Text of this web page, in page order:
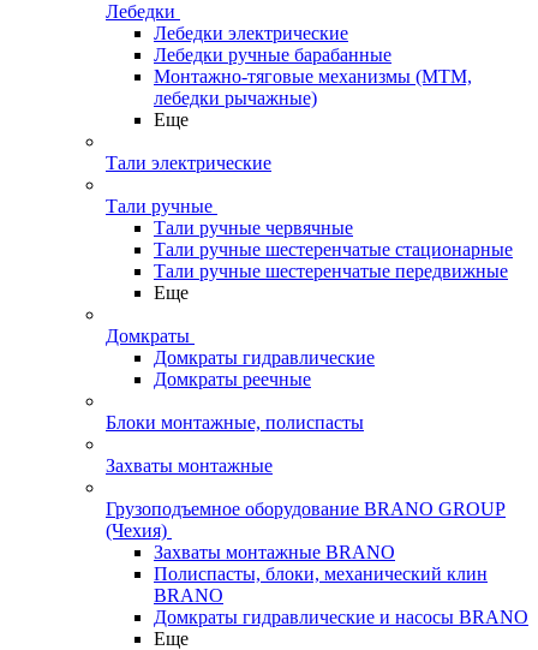
Лебедки
Лебедки электрические
Лебедки ручные барабанные
Монтажно-тяговые механизмы (МТМ,
лебедки рычажные)
Еще
Тали электрические
Тали ручные
Тали ручные червячные
Тали ручные шестеренчатые стационарные
Тали ручные шестеренчатые передвижные
Еще
Домкраты
Домкраты гидравлические
Домкраты реечные
Блоки монтажные, полиспасты
Захваты монтажные
Грузоподъемное оборудование BRANO GROUP
(Чехия)
Захваты монтажные BRANO
Полиспасты, блоки, механический клин
BRANO
Домкраты гидравлические и насосы BRANO
Еще